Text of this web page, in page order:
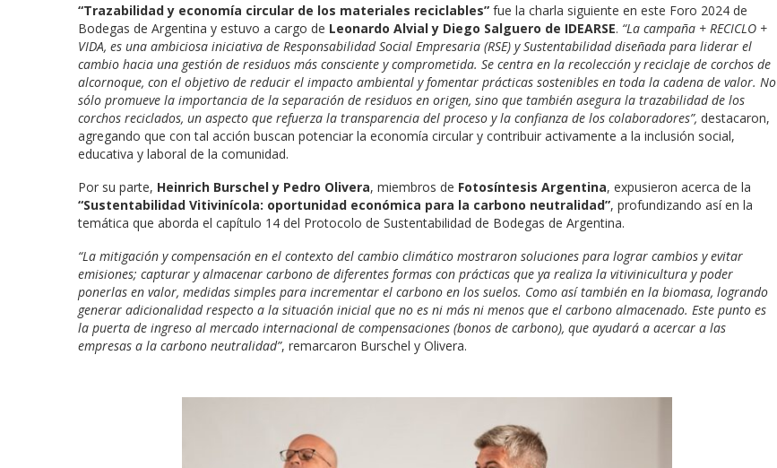
“Trazabilidad y economía circular de los materiales reciclables” fue la charla siguiente en este Foro 2024 de
Bodegas de Argentina y estuvo a cargo de Leonardo Alvial y Diego Salguero de IDEARSE. “La campaña + RECICLO +
VIDA, es una ambiciosa iniciativa de Responsabilidad Social Empresaria (RSE) y Sustentabilidad diseñada para liderar el
cambio hacia una gestión de residuos más consciente y comprometida. Se centra en la recolección y reciclaje de corchos de
alcornoque, con el objetivo de reducir el impacto ambiental y fomentar prácticas sostenibles en toda la cadena de valor. No
sólo promueve la importancia de la separación de residuos en origen, sino que también asegura la trazabilidad de los
corchos reciclados, un aspecto que refuerza la transparencia del proceso y la confianza de los colaboradores”, destacaron,
agregando que con tal acción buscan potenciar la economía circular y contribuir activamente a la inclusión social,
educativa y laboral de la comunidad.
Por su parte, Heinrich Burschel y Pedro Olivera, miembros de Fotosíntesis Argentina, expusieron acerca de la
“Sustentabilidad Vitivinícola: oportunidad económica para la carbono neutralidad”, profundizando así en la
temática que aborda el capítulo 14 del Protocolo de Sustentabilidad de Bodegas de Argentina.
“La mitigación y compensación en el contexto del cambio climático mostraron soluciones para lograr cambios y evitar
emisiones; capturar y almacenar carbono de diferentes formas con prácticas que ya realiza la vitivinicultura y poder
ponerlas en valor, medidas simples para incrementar el carbono en los suelos. Como así también en la biomasa, logrando
generar adicionalidad respecto a la situación inicial que no es ni más ni menos que el carbono almacenado. Este punto es
la puerta de ingreso al mercado internacional de compensaciones (bonos de carbono), que ayudará a acercar a las
empresas a la carbono neutralidad”, remarcaron Burschel y Olivera.